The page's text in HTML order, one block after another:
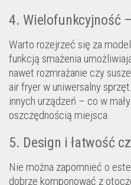
4. Wielofunkcyjność
Warto rozejrzeć się za
funkcją smażenia
nawet rozmrażanie czy
air fryer w uniwersalny
innych urządzeń – co w
oszczędnością miejsca.
5. Design i łatwość
Nie można zapomnieć o
dobrze komponować z